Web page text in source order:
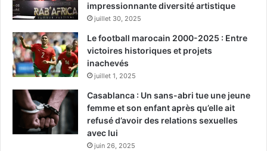
impressionnante diversité artistique
juillet 30, 2025
Le football marocain 2000-2025 : Entre
victoires historiques et projets
inachevés
juillet 1, 2025
Casablanca : Un sans-abri tue une jeune
femme et son enfant après qu’elle ait
refusé d’avoir des relations sexuelles
avec lui
juin 26, 2025